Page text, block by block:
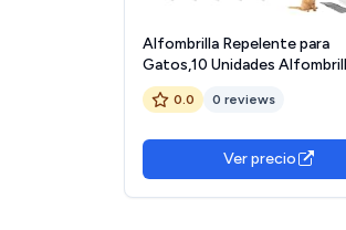
Alfombrilla Repelente para
Gatos,10 Unidades
Antiarañazos para Muebles de
Interior | Protección
Cama Pared
0.0 0 reviews
Ver precio